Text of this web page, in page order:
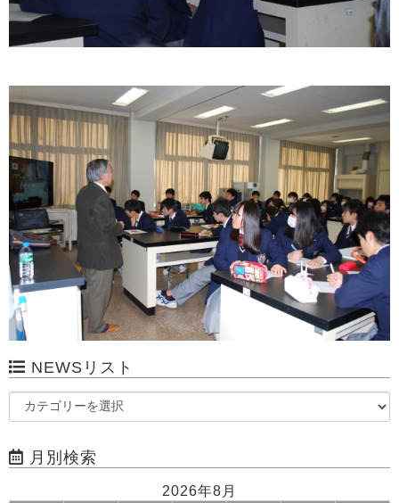
NEWSリスト
月別検索
2026年8月